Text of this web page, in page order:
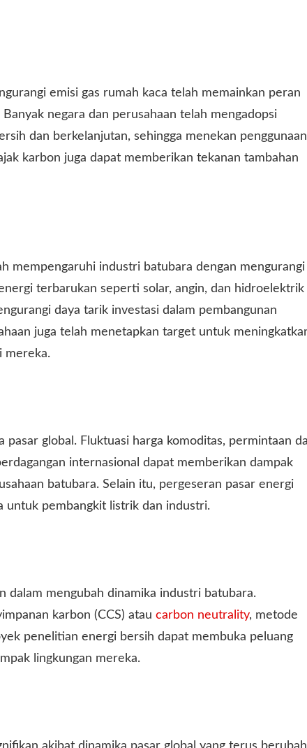
emisi gas rumah kaca telah memainkan peran
negara dan perusahaan telah mengadopsi
dan berkelanjutan, sehingga menekan penggunaan
karbon juga dapat memberikan tekanan tambahan
mempengaruhi industri batubara dengan mengurangi
terbarukan seperti solar, angin, dan hidroelektrik
daya tarik investasi dalam pembangunan
juga telah menetapkan target untuk
mereka.
global. Fluktuasi harga komoditas, permintaan
internasional dapat memberikan dampak
batubara. Selain itu, pergeseran pasar energi
untuk pembangkit listrik dan industri.
dalam mengubah dinamika industri batubara.
karbon (CCS) atau carbon neutrality, metode
penelitian energi bersih dapat membuka peluang
lingkungan mereka.